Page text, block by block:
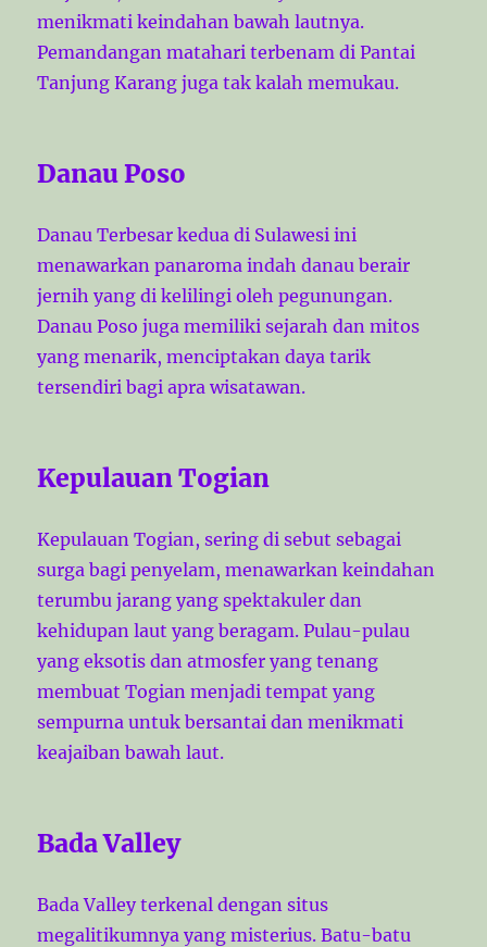
menikmati keindahan bawah lautnya.
Pemandangan matahari terbenam di Pantai
Tanjung Karang juga tak kalah memukau.
Danau Poso
Danau Terbesar kedua di Sulawesi ini
menawarkan panaroma indah danau berair
jernih yang di kelilingi oleh pegunungan.
Danau Poso juga memiliki sejarah dan mitos
yang menarik, menciptakan daya tarik
tersendiri bagi apra wisatawan.
Kepulauan Togian
Kepulauan Togian, sering di sebut sebagai
surga bagi penyelam, menawarkan keindahan
terumbu jarang yang spektakuler dan
kehidupan laut yang beragam. Pulau-pulau
yang eksotis dan atmosfer yang tenang
membuat Togian menjadi tempat yang
sempurna untuk bersantai dan menikmati
keajaiban bawah laut.
Bada Valley
Bada Valley terkenal dengan situs
megalitikumnya yang misterius. Batu-batu